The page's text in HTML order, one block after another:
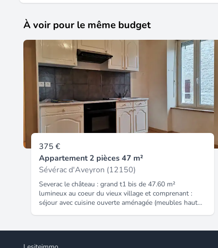
À voir pour le même budget
375 €
Appartement 2 pièces 47 m²
Sévérac d'Aveyron (12150)
Severac le château : grand t1 bis de 47.60 m²
lumineux au coeur du vieux village et comprenant :
séjour avec cuisine ouverte aménagée (meubles hauts
programmateur (radiateurs à fluide caloporteur).